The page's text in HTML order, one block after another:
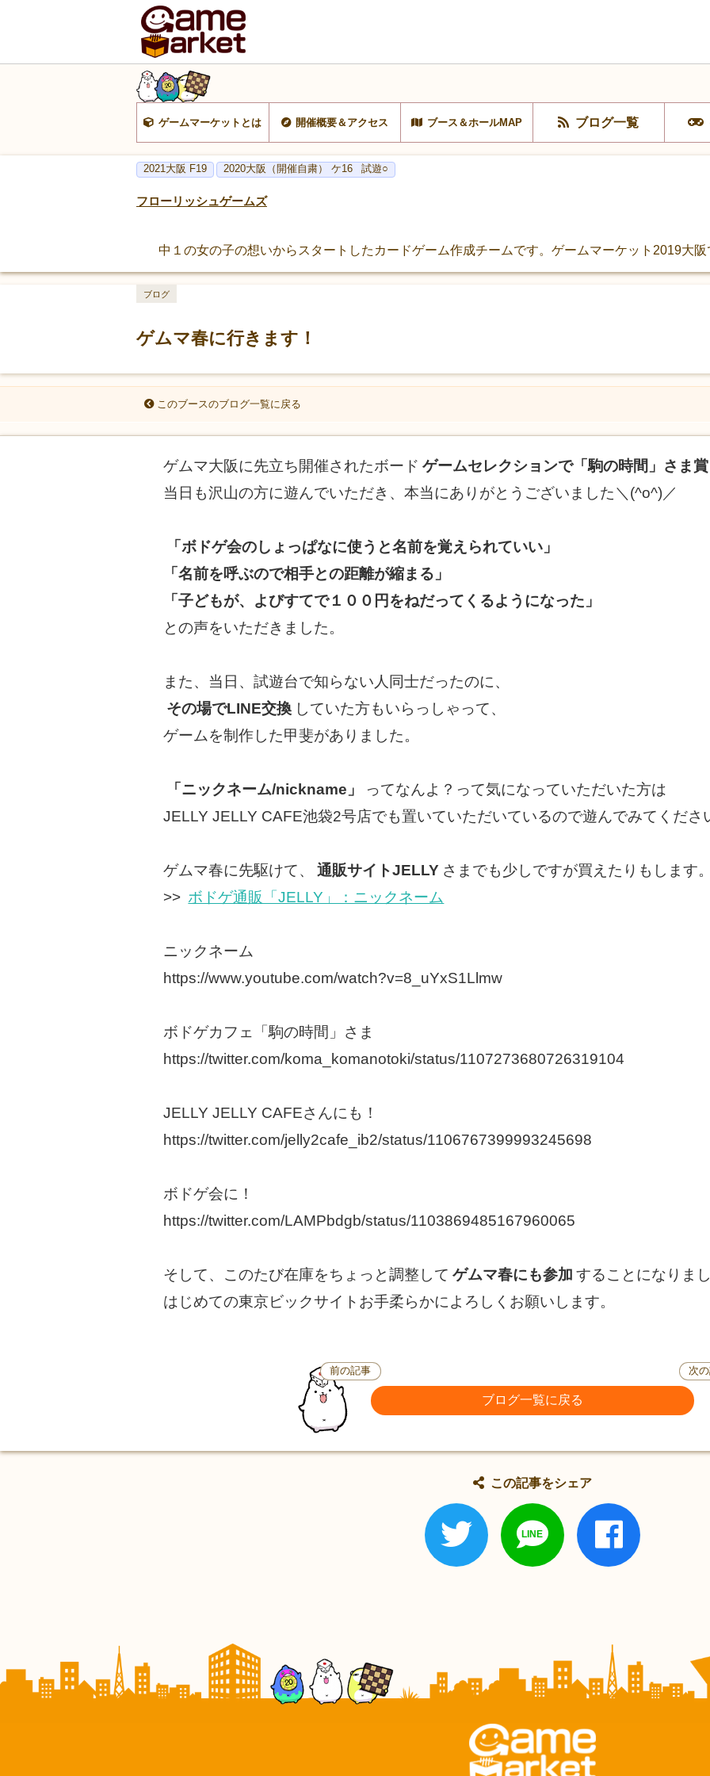
ゲームマーケットとは 開催概要＆アクセス ブース＆ホールMAP ブログ一覧
2021大阪 F19 2020大阪（開催自粛） ケ16 試遊○
フローリッシュゲームズ
中１の女の子の想いからスタートしたカードゲーム作成チームです。ゲームマーケット2019大
ゲムマ春に行きます！
ブログ
このブースのブログ一覧に戻る
ゲムマ大阪に先立ち開催されたボード ゲームセレクションで「駒の時間」さま賞
当日も沢山の方に遊んでいただき、本当にありがとうございました＼(^o^)／
「ボドゲ会のしょっぱなに使うと名前を覚えられていい」
「名前を呼ぶので相手との距離が縮まる」
「子どもが、よびすてで１００円をねだってくるようになった」
との声をいただきました。
また、当日、試遊台で知らない人同士だったのに、
その場でLINE交換 していた方もいらっしゃって、
ゲームを制作した甲斐がありました。
「ニックネーム/nickname」
ってなんよ？って気になっていただいた方は
JELLY JELLY CAFE池袋2号店でも置いていただいているので遊んでみてくださ
ゲムマ春に先駆けて、 通販サイトJELLY さまでも少しですが買えたりもします
>> ボドゲ通販「JELLY」：ニックネーム
ニックネーム
https://www.youtube.com/watch?v=8_uYxS1Llmw
ボドゲカフェ「駒の時間」さま
https://twitter.com/koma_komanotoki/status/1107273680726319104
JELLY JELLY CAFEさんにも！
https://twitter.com/jelly2cafe_ib2/status/1106767399993245698
ボドゲ会に！
https://twitter.com/LAMPbdgb/status/1103869485167960065
そして、このたび在庫をちょっと調整して ゲムマ春にも参加 することになりま
はじめての東京ビックサイトお手柔らかによろしくお願いします。
前の記事
ブログ一覧に戻る
次
この記事をシェア